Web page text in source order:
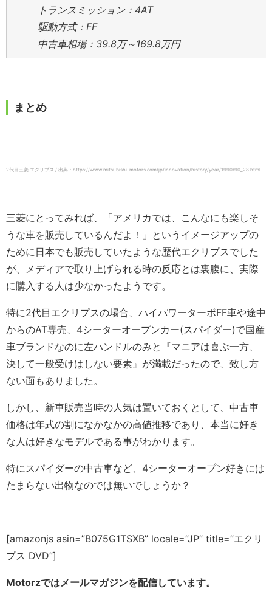
トランスミッション：4AT
駆動方式：FF
中古車相場：39.8万～169.8万円
まとめ
2代目三菱 エクリプス / 出典：https://www.mitsubishi-motors.com/jp/innovation/history/year/1990/90_28.html
三菱にとってみれば、「アメリカでは、こんなにも楽しそ
うな車を販売しているんだよ！」というイメージアップの
ために日本でも販売していたような歴代エクリプスでした
が、メディアで取り上げられる時の反応とは裏腹に、実際
に購入する人は少なかったようです。
特に2代目エクリプスの場合、ハイパワーターボFF車や途中
からのAT専売、4シーターオープンカー(スパイダー)で国産
車ブランドなのに左ハンドルのみと『マニアは喜ぶ一方、
決して一般受けはしない要素』が満載だったので、致し方
ない面もありました。
しかし、新車販売当時の人気は置いておくとして、中古車
価格は年式の割になかなかの高値推移であり、本当に好き
な人は好きなモデルである事がわかります。
特にスパイダーの中古車など、4シーターオープン好きには
たまらない出物なのでは無いでしょうか？
[amazonjs asin=”B075G1TSXB” locale=”JP” title=”エクリ
プス DVD”]
Motorzではメールマガジンを配信しています。